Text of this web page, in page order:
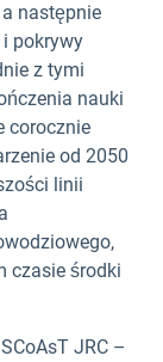
następnie
pokrywy
z tymi
nauki
corocznie
od 2050
linii
czasie środki
JRC –